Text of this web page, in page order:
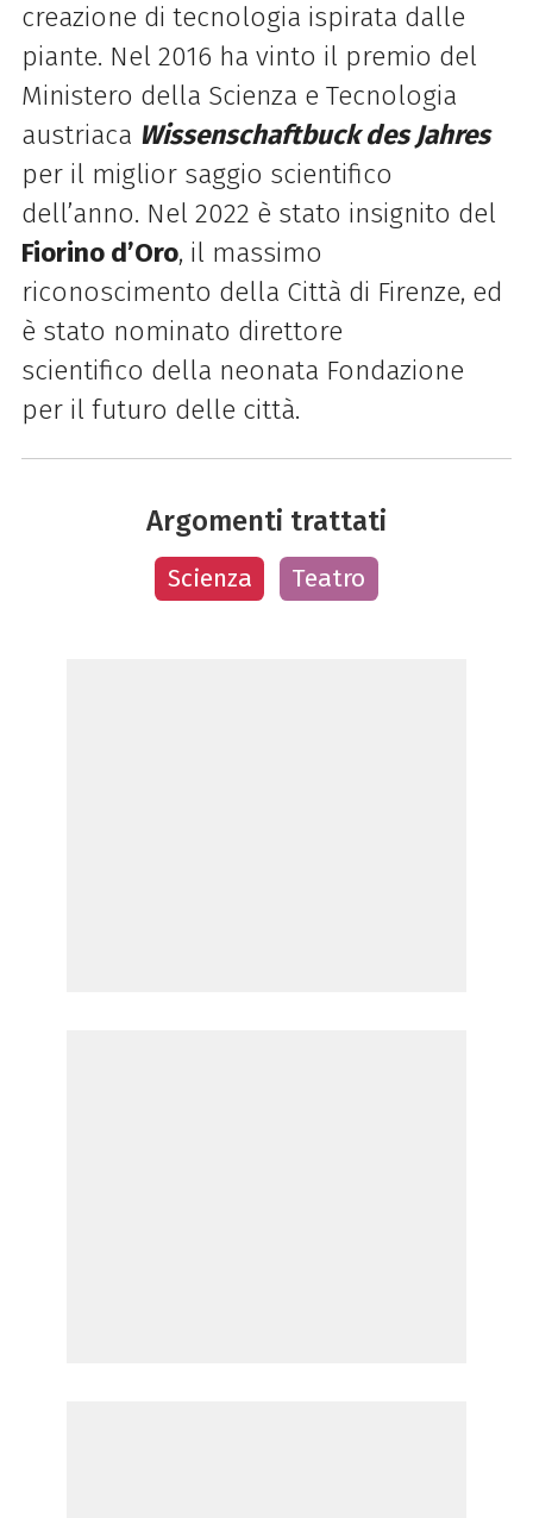
creazione di tecnologia ispirata dalle
piante. Nel 2016 ha vinto il premio del
Ministero della Scienza e Tecnologia
austriaca Wissenschaftbuck des Jahres
per il miglior saggio scientifico
dell’anno. Nel 2022 è stato insignito del
Fiorino d’Oro, il massimo
riconoscimento della Città di Firenze, ed
è stato nominato direttore
scientifico della neonata Fondazione
per il futuro delle città.
Argomenti trattati
Scienza Teatro